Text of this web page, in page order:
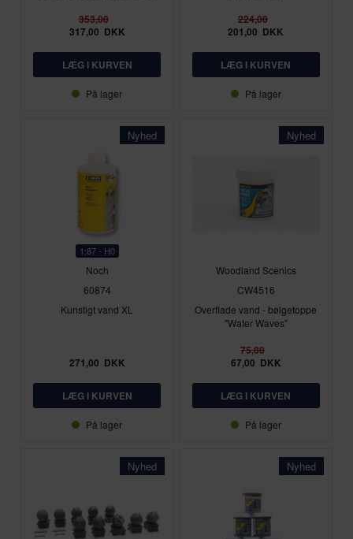
353,00
317,00 DKK
På lager
224,00
201,00 DKK
På lager
Nyhed
1:87 - H0
Noch
60874
Kunstigt vand XL
271,00 DKK
På lager
Nyhed
Woodland Scenics
CW4516
Overflade vand - bølgetoppe
"Water Waves"
75,00
67,00 DKK
På lager
Nyhed Nyhed